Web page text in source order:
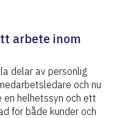
arbete inom
delar av personlig
och nu
en helhetssyn och ett
för både kunder och